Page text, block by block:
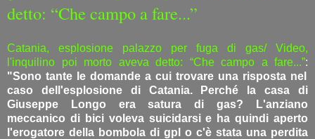
detto: “Che campo a fare...”
Catania, esplosione palazzo per fuga di gas/ Video,
l'inquilino poi morto aveva detto: “Che campo a fare...”:
"Sono tante le domande a cui trovare una risposta nel
caso dell'esplosione di Catania. Perché la casa di
Giuseppe Longo era satura di gas? L'anziano
meccanico di bici voleva suicidarsi e ha quindi aperto
l'erogatore della bombola di gpl o c'è stata una perdita